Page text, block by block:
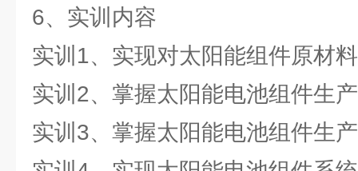
6、实训内容
实训1、实现对太阳能组件原材
实训2、掌握太阳能电池组件生
实训3、掌握太阳能电池组件生